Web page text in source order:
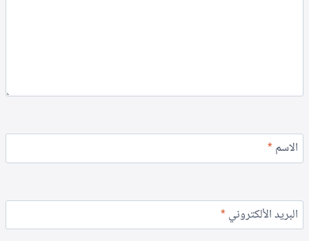
الاسم*
البريد الألكتروني*